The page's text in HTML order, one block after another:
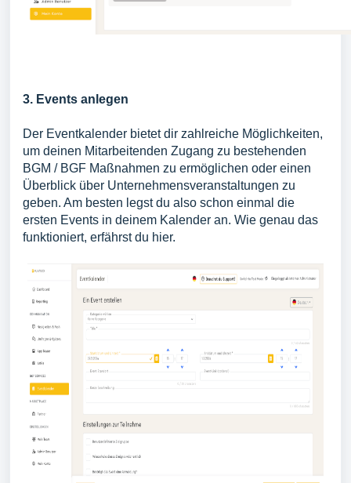
3. Events anlegen
Der Eventkalender bietet dir zahlreiche Möglichkeiten,
um deinen Mitarbeitenden Zugang zu bestehenden
BGM / BGF Maßnahmen zu ermöglichen oder einen
Überblick über Unternehmensveranstaltungen zu
geben. Am besten legst du also schon einmal die
ersten Events in deinem Kalender an. Wie genau das
funktioniert, erfährst du hier.